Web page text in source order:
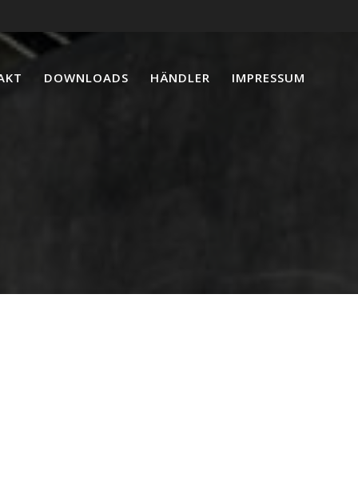
DOWNLOADS HÄNDLER IMPRESSUM